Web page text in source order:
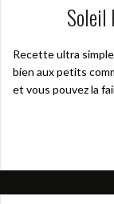
Soleil
Recette ultra
bien aux petits
et vous pouvez la